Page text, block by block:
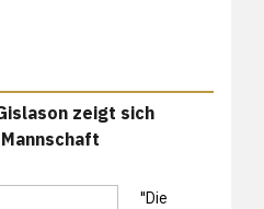
zeigt sich
"Die